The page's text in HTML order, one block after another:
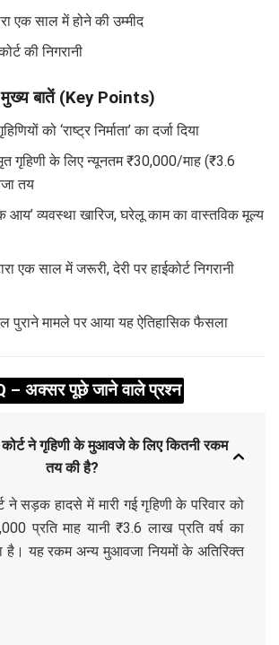
एक साल में होने की उम्मीद
की निगरानी
मुख्य बातें (Key Points)
को ‘राष्ट्र निर्माता’ का दर्जा दिया
गृहिणी के लिए न्यूनतम ₹30,000/माह (₹3.6
तय
आय’ व्यवस्था खारिज, घरेलू काम का वास्तविक मूल्य
एक साल में जरूरी, देरी पर हाईकोर्ट निगरानी
पुराने मामले पर आया यह ऐतिहासिक फैसला
– अक्सर पूछे जाने वाले प्रश्न
ने गृहिणी के मुआवजे के लिए कितनी रकम
तय की है?
ने सड़क हादसे में मारी गई गृहिणी के परिवार को
प्रति माह यानी ₹3.6 लाख प्रति वर्ष का
है। यह रकम अन्य मुआवजा नियमों के अतिरिक्त